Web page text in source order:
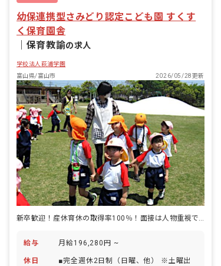
幼保連携型さみどり認定こども園 すくす
く保育園舎
保育教諭の求人
学校法人萩浦学園
富山県/富山市
2026/05/28更新
新卒歓迎！産休育休の取得率100％！面接は人物重視で行ないます
給与 月給196,280円 ~
休日
■完全週休2日制（日曜、他） ※土曜出